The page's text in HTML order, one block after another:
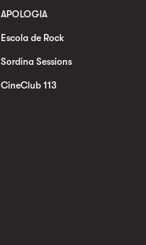
APOLOGIA
Escola de Rock
Sordina Sessions
CineClub 113